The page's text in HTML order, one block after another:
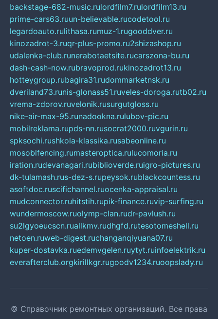
backstage-682-music.rulordfilm7.rulordfilm13.ru
prime-cars63.ruun-believable.rucodetool.ru
legardoauto.rulithasa.rumuz-1.rugooddver.ru
kinozadrot-3.ruqr-plus-promo.ru2shizashop.ru
udalenka-club.runerabotaetsite.rucarszona-bu.ru
dash-cash-now.rubravoprod.rukinozadrot13.ru
hotteygroup.rubagira31.rudommarketnsk.ru
dveriland73.runis-glonass51.ruveles-doroga.rutb02.ru
vrema-zdorov.ruvelonik.rusurgutgloss.ru
nike-air-max-95.runadookna.rulubov-pic.ru
mobilreklama.rupds-nn.rusocrat2000.ruvgurin.ru
spksochi.rushkola-klassika.rusabeonline.ru
mosoblfencing.rumasteroptica.rulucomoria.ru
iration.rudevanagari.rubiblioverde.ruigro-pictures.ru
dk-tulamash.rus-dez-s.rupeysok.rublackcountess.ru
asoftdoc.ruscifichannel.ruocenka-appraisal.ru
mudconnector.ruhitstih.rupik-finance.ruvip-surfing.ru
wundermoscow.ruolymp-clan.rudr-pavlush.ru
su2lgyoeucscn.ruallkmv.rudhgfd.rutesotomeshell.ru
netoen.ruweb-digest.ruchanganqiyuana07.ru
kuper-dostavka.ruedemvgelen.ruytyt.ruinfoelektrik.ru
everafterclub.orgkirillkgr.rugoodv1234.ruoopslady.ru
© Справочник ремонтных организаций. Все права